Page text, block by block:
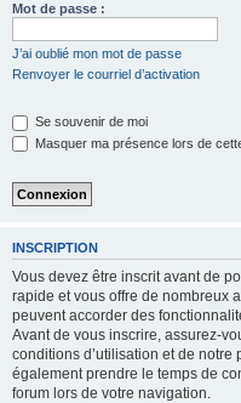
Mot de passe :
J’ai oublié mon mot de passe
Renvoyer le courriel d’activation
Se souvenir de moi
Masquer ma présence lors de
INSCRIPTION
Vous devez être inscrit avant de
rapide et vous offre de nombreux
peuvent accorder des
Avant de vous inscrire, assurez-
conditions d’utilisation et de
également prendre le temps de
forum lors de votre navigation.